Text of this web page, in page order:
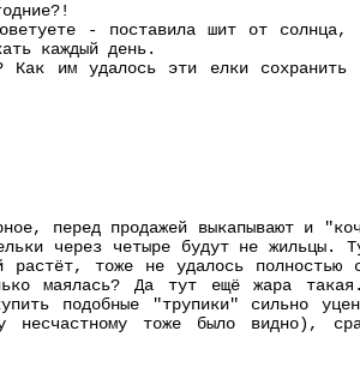
- поставила шит от солнца,
каждый день.
Как им удалось эти елки
перед продажей выкапывают и
через четыре будут не жильцы.
тоже не удалось
маялась? Да тут ещё жара
подобные "трупики" сильно
несчастному тоже было видно),